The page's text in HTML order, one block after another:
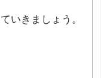
いきましょう。